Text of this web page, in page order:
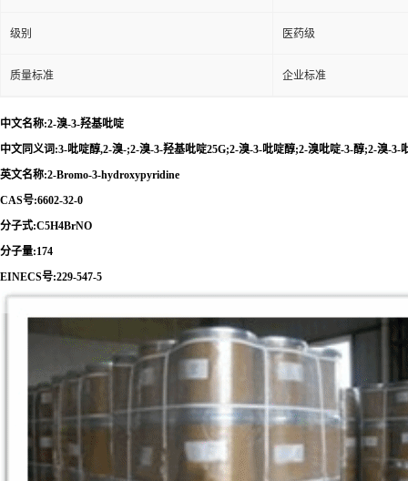
级别 医药级
质量标准 企业标准
中文名称:2-溴-3-羟基吡啶
中文同义词:3-吡啶醇,2-溴-;2-溴-3-羟基吡啶25G;2-溴-3-吡啶醇;2-溴吡啶-3-醇;2-溴-
英文名称:2-Bromo-3-hydroxypyridine
CAS号:6602-32-0
分子式:C5H4BrNO
分子量:174
EINECS号:229-547-5